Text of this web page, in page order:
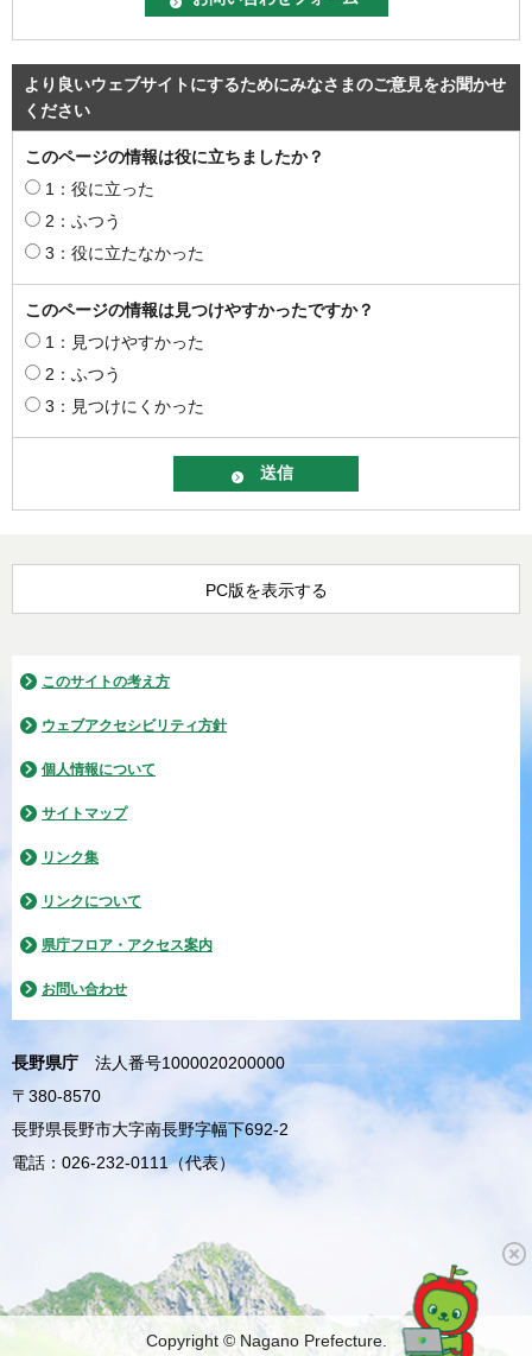
より良いウェブサイトにするためにみなさまのご意見をお聞かせ
ください
このページの情報は役に立ちましたか？
1：役に立った
2：ふつう
3：役に立たなかった
このページの情報は見つけやすかったですか？
1：見つけやすかった
2：ふつう
3：見つけにくかった
PC版を表示する
このサイトの考え方
ウェブアクセシビリティ方針
個人情報について
サイトマップ
リンク集
リンクについて
県庁フロア・アクセス案内
お問い合わせ
長野県庁
法人番号1000020200000
〒380-8570
長野県長野市大字南長野字幅下692-2
電話：026-232-0111（代表）
Copyright © Nagano Prefecture.